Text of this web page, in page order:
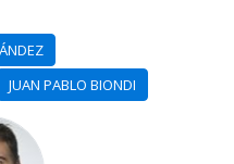
JUAN PABLO BIONDI